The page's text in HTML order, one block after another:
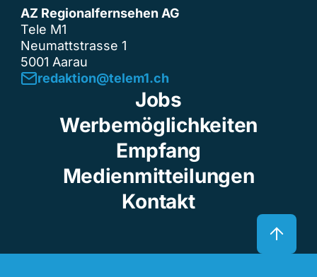
AZ Regionalfernsehen AG
Tele M1
Neumattstrasse 1
5001 Aarau
redaktion@telem1.ch
Jobs
Werbemöglichkeiten
Empfang
Medienmitteilungen
Kontakt